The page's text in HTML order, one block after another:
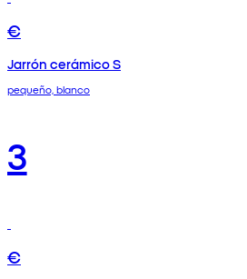
€
Jarrón cerámico S
pequeño, blanco
3
€